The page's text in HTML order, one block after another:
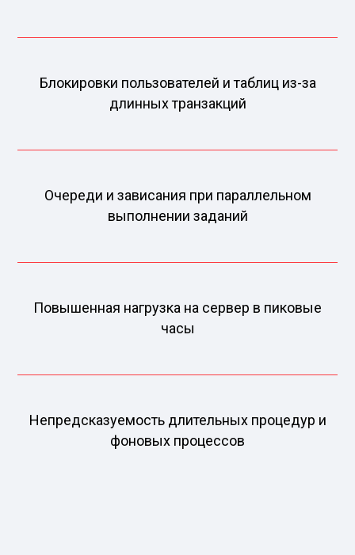
Блокировки пользователей и таблиц из-за
длинных транзакций
Очереди и зависания при параллельном
выполнении заданий
Повышенная нагрузка на сервер в пиковые
часы
Непредсказуемость длительных процедур и
фоновых процессов